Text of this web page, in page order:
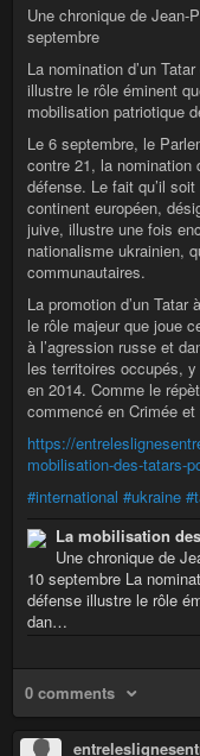
Une chronique de Jean-
septembre
La nomination d’un
illustre le rôle éminent
mobilisation patriotique
Le 6 septembre, le
contre 21, la nomination
défense. Le fait qu’il
continent européen,
juive, illustre une fois
nationalisme ukrainien,
communautaires.
La promotion d’un
le rôle majeur que joue
à l’agression russe et
les territoires occupés,
en 2014. Comme le
commencé en Crimée
https://
mobilisation-des-tatars-
#international #ukraine
La mobilisation
Une chronique de
10 septembre La
défense illustre le rôle
dan…
0 comments